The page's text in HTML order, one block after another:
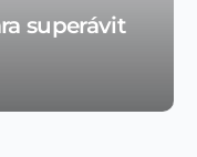
superávit